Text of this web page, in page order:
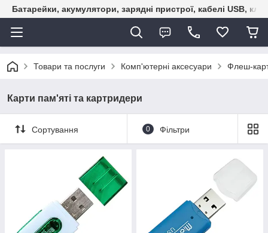
Батарейки, акумулятори, зарядні пристрої, кабелі USB,
Товари та послуги Комп'ютерні аксесуари Флеш-
Карти пам'яті та картридери
Сортування 0 Фільтри